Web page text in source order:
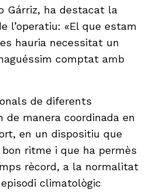
Gárriz, ha destacat la
l’operatiu: «El que estam
hauria necessitat un
comptat amb
de diferents
de manera coordinada en
en un dispositiu que
ritme i que ha permès
rècord, a la normalitat
climatològic